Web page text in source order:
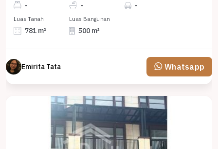
- - -
Luas Tanah
781 m²
Luas Bangunan
500 m²
Emirita Tata Whatsapp